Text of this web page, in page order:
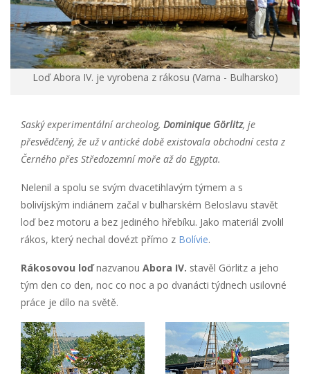
Loď Abora IV. je vyrobena z rákosu (Varna - Bulharsko)
Saský experimentální archeolog, Dominique Görlitz, je
přesvědčený, že už v antické době existovala obchodní cesta z
Černého přes Středozemní moře až do Egypta.
Nelenil a spolu se svým dvacetihlavým týmem a s
bolivíjským indiánem začal v bulharském Beloslavu stavět
loď bez motoru a bez jediného hřebíku. Jako materiál zvolil
rákos, který nechal dovézt přímo z Bolívie.
Rákosovou loďnazvanou Abora IV. stavěl Görlitz a jeho
tým den co den, noc co noc a po dvanácti týdnech usilovné
práce je dílo na světě.